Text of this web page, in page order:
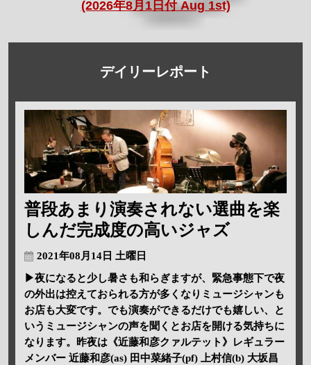
(2026年8月1日付 Aug 1st)
デイリーレポート
普段あまり演奏されない選曲を楽
しんだ完成度の高いジャズ
2021年08月14日 土曜日
▶夜になると少し暑さも和らぎますが、緊急事態下で夜
の外出は控えておられる方が多くなりミュージシャンも
お店も大変です。でも演奏ができるだけでも嬉しい、と
いうミュージシャンの声を聞くとお店を開ける気持ちに
なります。昨夜は《近藤和彦クァルテット》レギュラー
メンバー 近藤和彦(as) 田中菜緒子(pf) 上村信(b) 大坂昌